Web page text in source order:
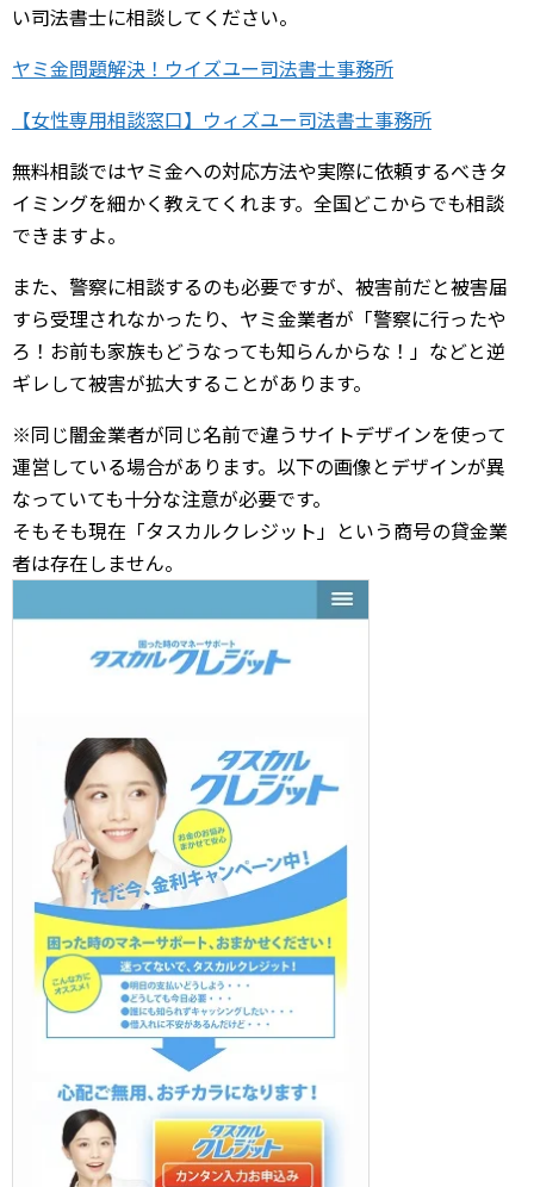
い司法書士に相談してください。
ヤミ金問題解決！ウイズユー司法書士事務所
【女性専用相談窓口】ウィズユー司法書士事務所
無料相談ではヤミ金への対応方法や実際に依頼するべきタ
イミングを細かく教えてくれます。全国どこからでも相談
できますよ。
また、警察に相談するのも必要ですが、被害前だと被害届
すら受理されなかったり、ヤミ金業者が「警察に行ったや
ろ！お前も家族もどうなっても知らんからな！」などと逆
ギレして被害が拡大することがあります。
※同じ闇金業者が同じ名前で違うサイトデザインを使って
運営している場合があります。以下の画像とデザインが異
なっていても十分な注意が必要です。
そもそも現在「タスカルクレジット」という商号の貸金業
者は存在しません。